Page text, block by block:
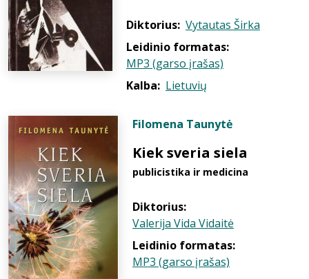
Diktorius: Vytautas Širka
Leidinio formatas:
MP3 (garso įrašas)
Kalba: Lietuvių
Filomena Taunytė
Kiek sveria siela
publicistika ir medicina
Diktorius:
Valerija Vida Vidaitė
Leidinio formatas:
MP3 (garso įrašas)